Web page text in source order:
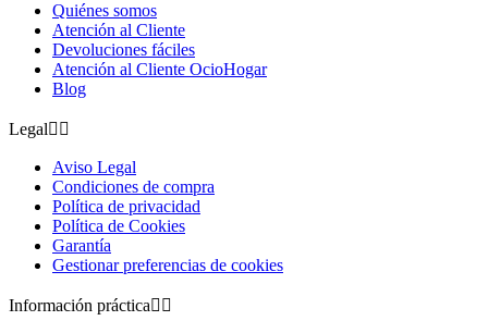
Quiénes somos
Atención al Cliente
Devoluciones fáciles
Atención al Cliente OcioHogar
Blog
Legal 
Aviso Legal
Condiciones de compra
Política de privacidad
Política de Cookies
Garantía
Gestionar preferencias de cookies
Información práctica 